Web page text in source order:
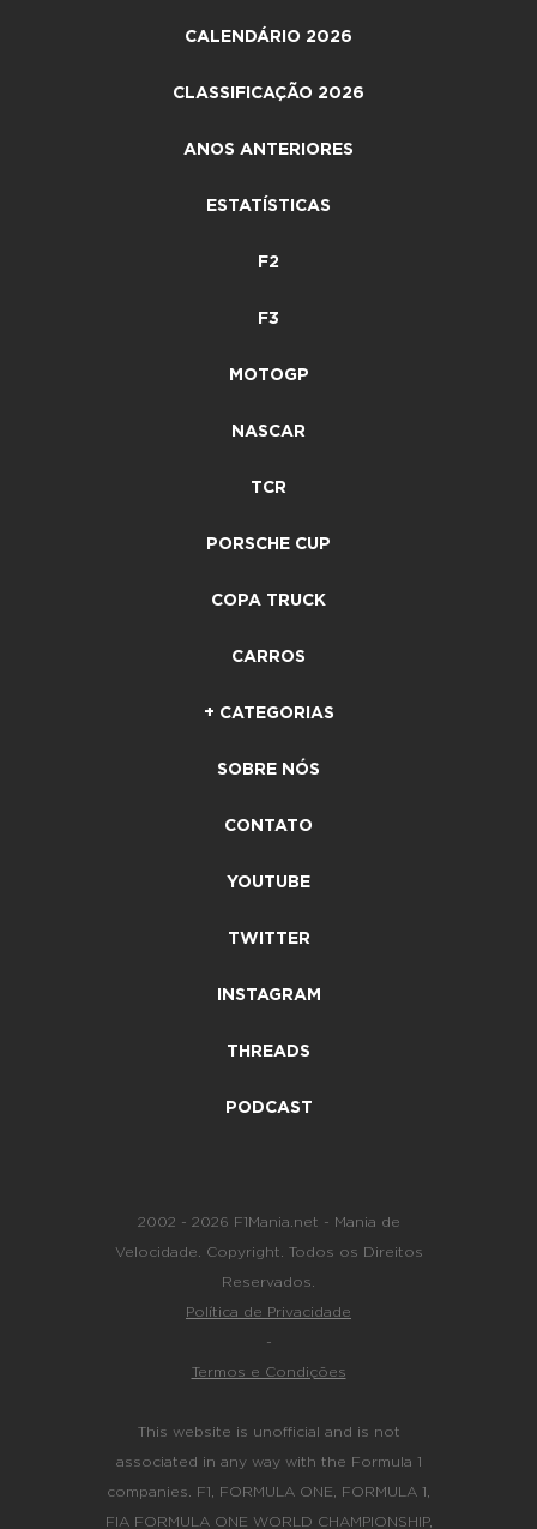
CALENDÁRIO 2026
CLASSIFICAÇÃO 2026
ANOS ANTERIORES
ESTATÍSTICAS
F2
F3
MOTOGP
NASCAR
TCR
PORSCHE CUP
COPA TRUCK
CARROS
+ CATEGORIAS
SOBRE NÓS
CONTATO
YOUTUBE
TWITTER
INSTAGRAM
THREADS
PODCAST
2002 - 2026 F1Mania.net - Mania de
Velocidade. Copyright. Todos os Direitos
Reservados.
Política de Privacidade
-
Termos e Condições
This website is unofficial and is not
associated in any way with the Formula 1
companies. F1, FORMULA ONE, FORMULA 1,
FIA FORMULA ONE WORLD CHAMPIONSHIP,